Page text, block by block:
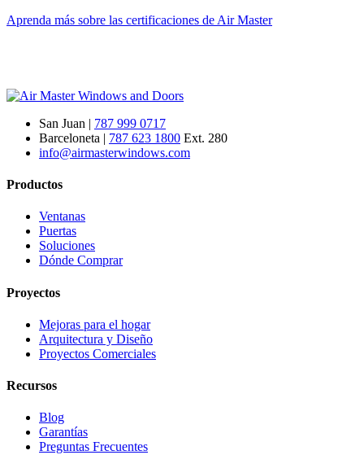
Aprenda más sobre las certificaciones de Air Master
San Juan | 787 999 0717
Barceloneta | 787 623 1800 Ext. 280
info@airmasterwindows.com
Productos
Ventanas
Puertas
Soluciones
Dónde Comprar
Proyectos
Mejoras para el hogar
Arquitectura y Diseño
Proyectos Comerciales
Recursos
Blog
Garantías
Preguntas Frecuentes